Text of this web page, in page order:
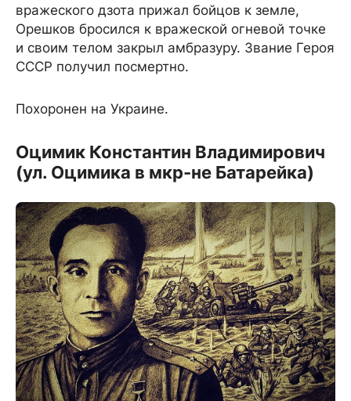
вражеского дзота прижал бойцов к земле,
Орешков бросился к вражеской огневой точке
и своим телом закрыл амбразуру. Звание Героя
СССР получил посмертно.
Похоронен на Украине.
Оцимик Константин Владимирович
(ул. Оцимика в мкр-не Батарейка)